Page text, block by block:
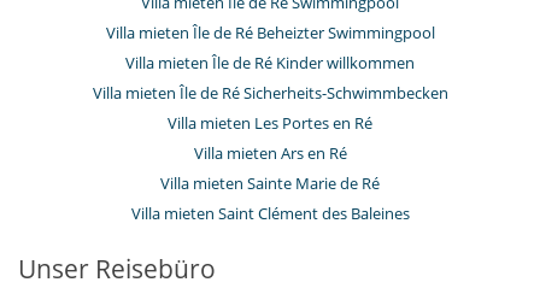
Villa mieten Île de Ré Beheizter Swimmingpool
Villa mieten Île de Ré Kinder willkommen
Villa mieten Île de Ré Sicherheits-Schwimmbecken
Villa mieten Les Portes en Ré
Villa mieten Ars en Ré
Villa mieten Sainte Marie de Ré
Villa mieten Saint Clément des Baleines
Unser Reisebüro